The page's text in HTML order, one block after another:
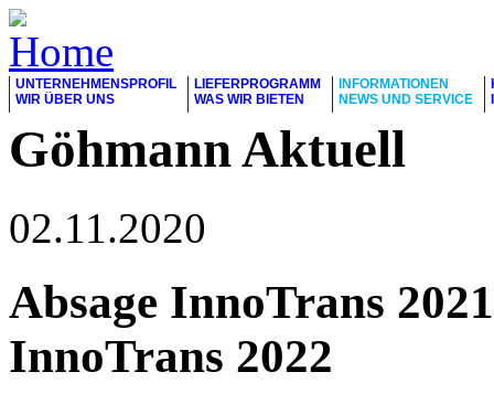
UNTERNEHMENSPROFIL
WIR ÜBER UNS
LIEFERPROGRAMM
WAS WIR BIETEN
INFORMATIONEN
NEWS UND SERVICE
Göhmann Aktuell
02.11.2020
Absage InnoTrans
InnoTrans 2022